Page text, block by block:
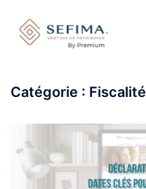
Catégorie : Fiscalité